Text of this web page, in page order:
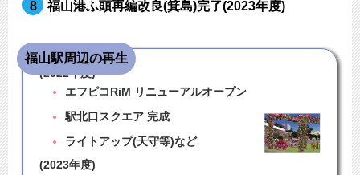
8
福山港ふ頭再編改良(箕島)完了(2023年度)
福山駅周辺の再生
(2022年度)
エフピコRiM リニューアルオープン
駅北口スクエア 完成
ライトアップ(天守等)など
(2023年度)